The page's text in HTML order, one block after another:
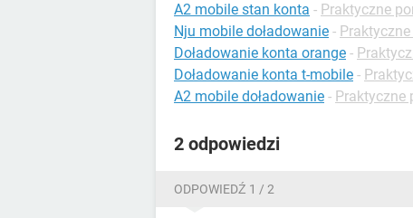
A2 mobile stan konta - Praktyczne
Nju mobile doładowanie -
Doładowanie konta orange -
Doładowanie konta t-mobile -
A2 mobile doładowanie - Praktyczne
2 odpowiedzi
ODPOWIEDŹ 1 / 2